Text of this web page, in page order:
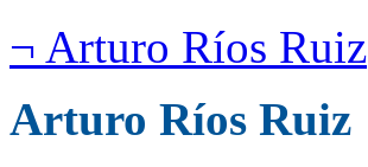
¬ Arturo Ríos Ruiz
Arturo Ríos Ruiz